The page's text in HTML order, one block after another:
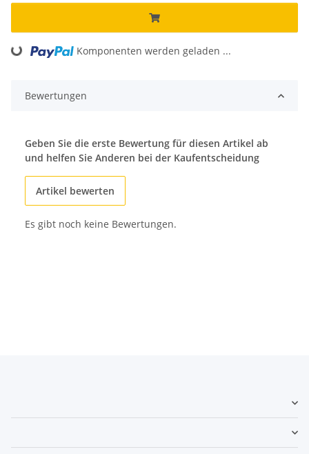
Loading... Komponenten werden geladen ...
Bewertungen
Geben Sie die erste Bewertung für diesen Artikel ab
und helfen Sie Anderen bei der Kaufentscheidung
Artikel bewerten
Es gibt noch keine Bewertungen.